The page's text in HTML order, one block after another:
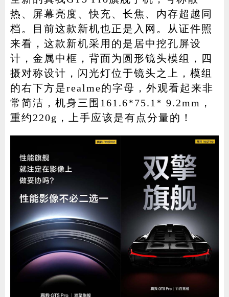
热、屏幕亮度、快充、长焦、内存超越同
档。目前这款新机也正是入网。从证件照
来看，这款新机采用的是居中挖孔屏设
计，金属中框，背面为圆形镜头模组，四
摄对称设计，闪光灯位于镜头之上，模组
的右下方是realme的字母，外观看起来非
常简洁，机身三围161.6*75.1* 9.2mm，
重约220g，上手应该是有点分量的！